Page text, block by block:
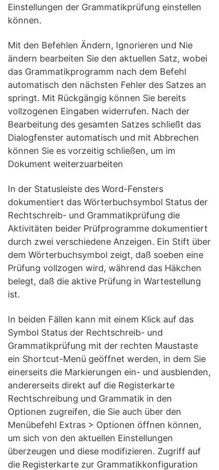
Einstellungen der Grammatikprüfung einstellen
können.
Mit den Befehlen Ändern, Ignorieren und Nie
ändern bearbeiten Sie den aktuellen Satz, wobei
das Grammatikprogramm nach dem Befehl
automatisch den nächsten Fehler des Satzes an
springt. Mit Rückgängig können Sie bereits
vollzogenen Eingaben widerrufen. Nach der
Bearbeitung des gesamten Satzes schließt das
Dialogfenster automatisch und mit Abbrechen
können Sie es vorzeitig schließen, um im
Dokument weiterzuarbeiten
In der Statusleiste des Word-Fensters
dokumentiert das Wörterbuchsymbol Status der
Rechtschreib- und Grammatikprüfung die
Aktivitäten beider Prüfprogramme dokumentiert
durch zwei verschiedene Anzeigen. Ein Stift über
dem Wörterbuchsymbol zeigt, daß soeben eine
Prüfung vollzogen wird, während das Häkchen
belegt, daß die aktive Prüfung in Wartestellung
ist.
In beiden Fällen kann mit einem Klick auf das
Symbol Status der Rechtschreib- und
Grammatikprüfung mit der rechten Maustaste
ein Shortcut-Menü geöffnet werden, in dem Sie
einerseits die Markierungen ein- und ausblenden,
andererseits direkt auf die Registerkarte
Rechtschreibung und Grammatik in den
Optionen zugreifen, die Sie auch über den
Menübefehl Extras > Optionen öffnen können,
um sich von den aktuellen Einstellungen
überzeugen und diese modifizieren. Zugriff auf
die Registerkarte zur Grammatikkonfiguration